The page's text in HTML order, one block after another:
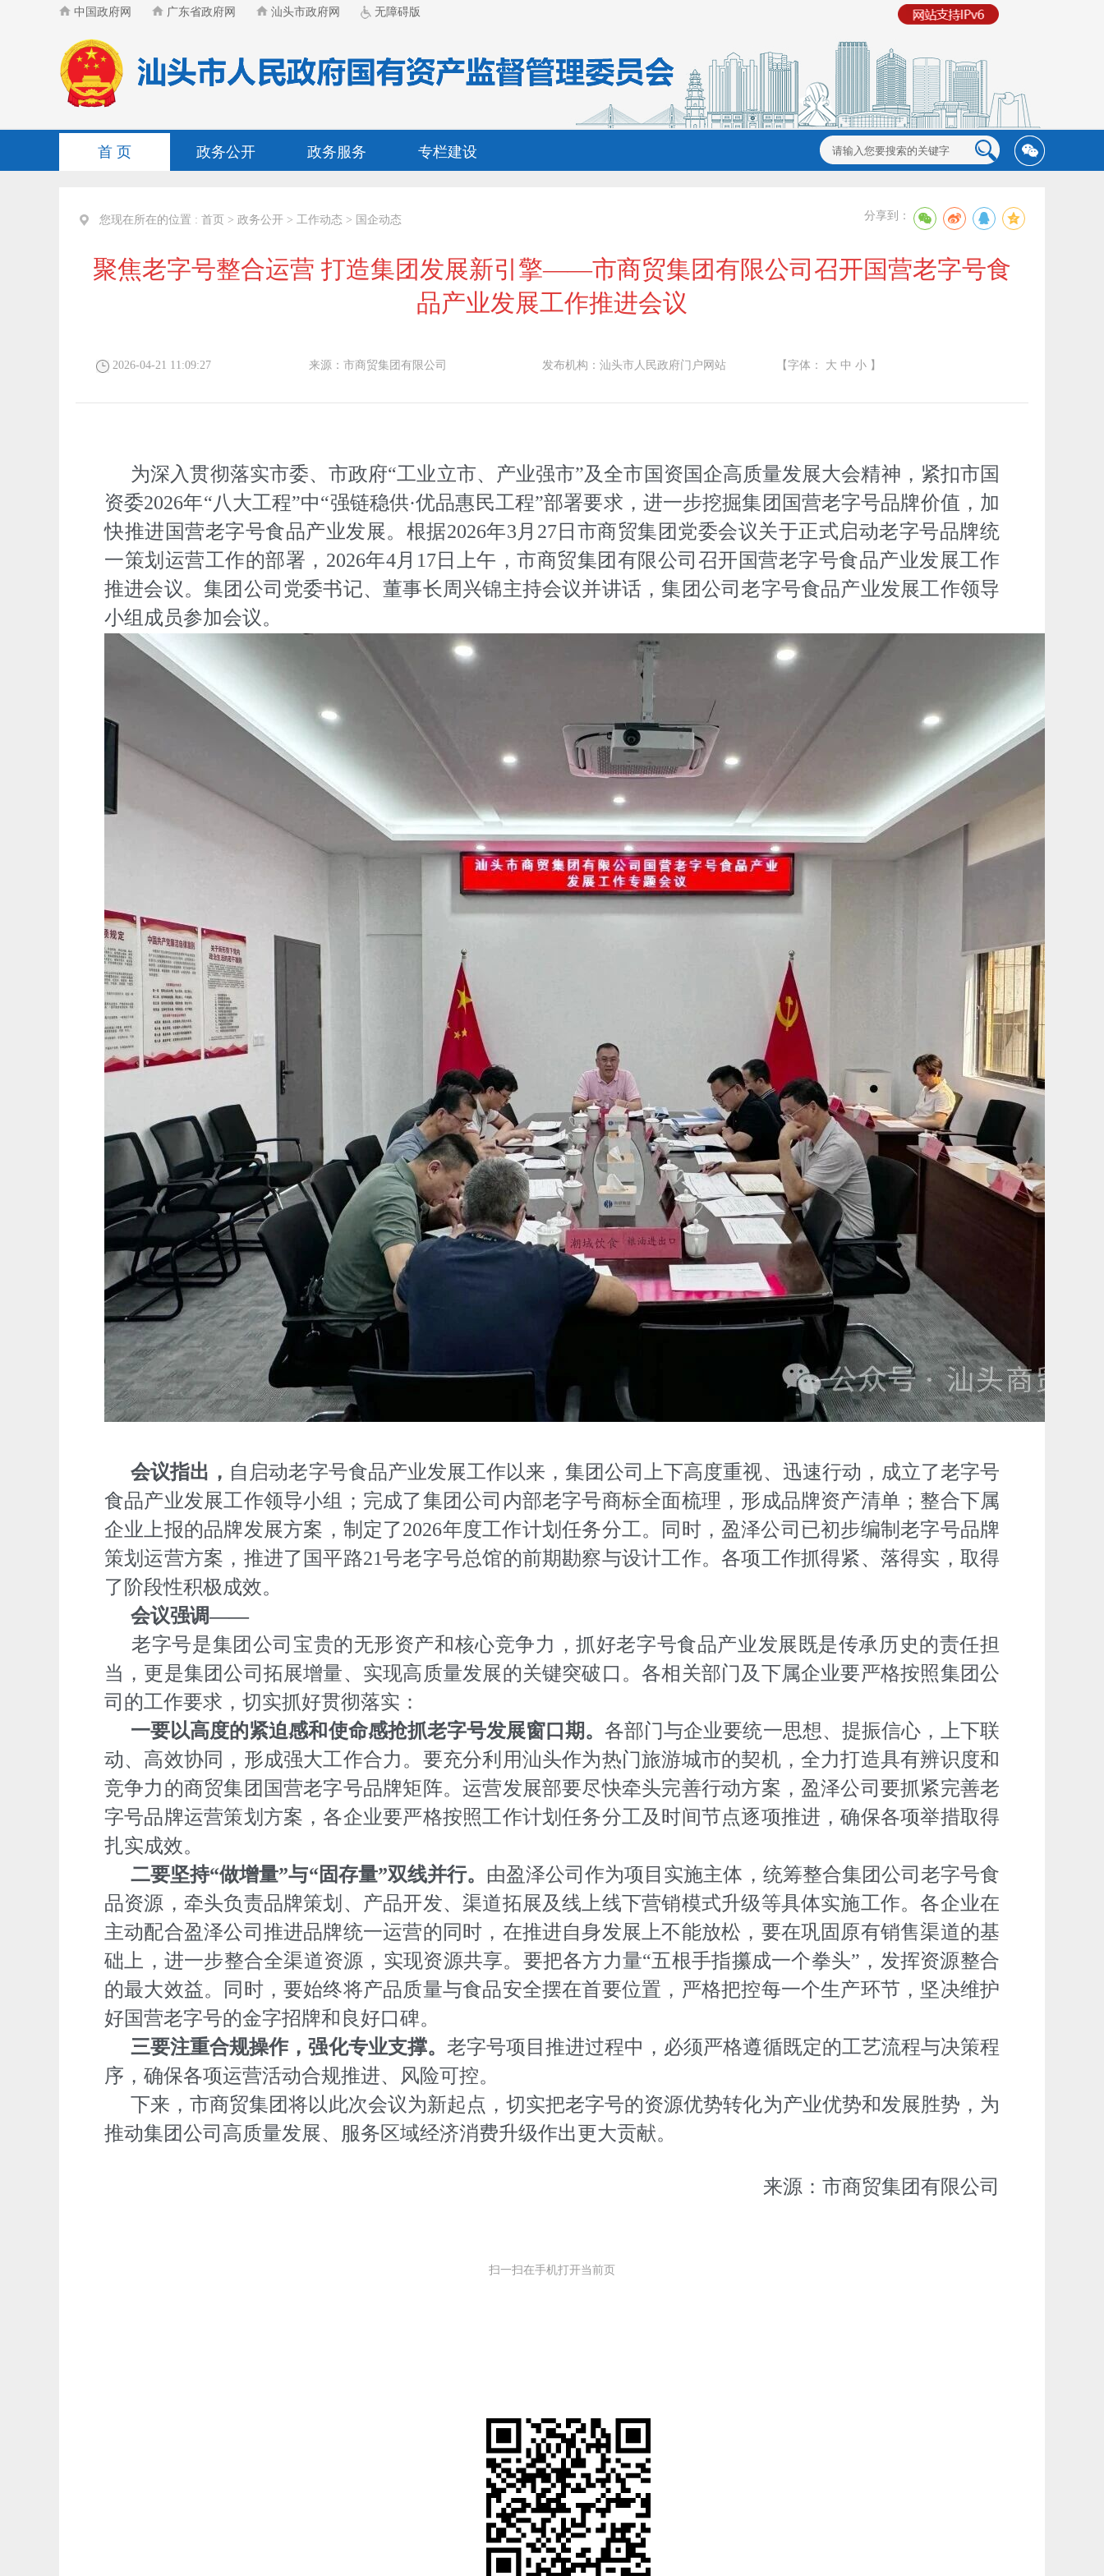
中国政府网 广东省政府网 汕头市政府网 无障碍版
首 页 政务公开 政务服务 专栏建设
您现在所在的位置 : 首页 > 政务公开 > 工作动态 > 国企动态 分享到：
聚焦老字号整合运营 打造集团发展新引擎——市商贸集团有限公司召开国营老字号食
品产业发展工作推进会议
2026-04-21 11:09:27 来源：市商贸集团有限公司 发布机构：汕头市人民政府门户网站 【字体： 大 中 小 】
为深入贯彻落实市委、市政府“工业立市、产业强市”及全市国资国企高质量发展大会精神，紧扣市国
资委2026年“八大工程”中“强链稳供·优品惠民工程”部署要求，进一步挖掘集团国营老字号品牌价值，加
快推进国营老字号食品产业发展。根据2026年3月27日市商贸集团党委会议关于正式启动老字号品牌统
一策划运营工作的部署，2026年4月17日上午，市商贸集团有限公司召开国营老字号食品产业发展工作
推进会议。集团公司党委书记、董事长周兴锦主持会议并讲话，集团公司老字号食品产业发展工作领导
小组成员参加会议。
会议指出， 自启动老字号食品产业发展工作以来，集团公司上下高度重视、迅速行动，成立了老字号
食品产业发展工作领导小组；完成了集团公司内部老字号商标全面梳理，形成品牌资产清单；整合下属
企业上报的品牌发展方案，制定了2026年度工作计划任务分工。同时，盈泽公司已初步编制老字号品牌
策划运营方案，推进了国平路21号老字号总馆的前期勘察与设计工作。各项工作抓得紧、落得实，取得
了阶段性积极成效。
会议强调——
老字号是集团公司宝贵的无形资产和核心竞争力，抓好老字号食品产业发展既是传承历史的责任担
当，更是集团公司拓展增量、实现高质量发展的关键突破口。各相关部门及下属企业要严格按照集团公
司的工作要求，切实抓好贯彻落实：
一要以高度的紧迫感和使命感抢抓老字号发展窗口期。各部门与企业要统一思想、提振信心，上下联
动、高效协同，形成强大工作合力。要充分利用汕头作为热门旅游城市的契机，全力打造具有辨识度和
竞争力的商贸集团国营老字号品牌矩阵。运营发展部要尽快牵头完善行动方案，盈泽公司要抓紧完善老
字号品牌运营策划方案，各企业要严格按照工作计划任务分工及时间节点逐项推进，确保各项举措取得
扎实成效。
二要坚持“做增量”与“固存量”双线并行。 由盈泽公司作为项目实施主体，统筹整合集团公司老字号食
品资源，牵头负责品牌策划、产品开发、渠道拓展及线上线下营销模式升级等具体实施工作。各企业在
主动配合盈泽公司推进品牌统一运营的同时，在推进自身发展上不能放松，要在巩固原有销售渠道的基
础上，进一步整合全渠道资源，实现资源共享。要把各方力量“五根手指攥成一个拳头”，发挥资源整合
的最大效益。同时，要始终将产品质量与食品安全摆在首要位置，严格把控每一个生产环节，坚决维护
好国营老字号的金字招牌和良好口碑。
三要注重合规操作，强化专业支撑。 老字号项目推进过程中，必须严格遵循既定的工艺流程与决策程
序，确保各项运营活动合规推进、风险可控。
下来，市商贸集团将以此次会议为新起点，切实把老字号的资源优势转化为产业优势和发展胜势，为
推动集团公司高质量发展、服务区域经济消费升级作出更大贡献。
来源：市商贸集团有限公司
扫一扫在手机打开当前页